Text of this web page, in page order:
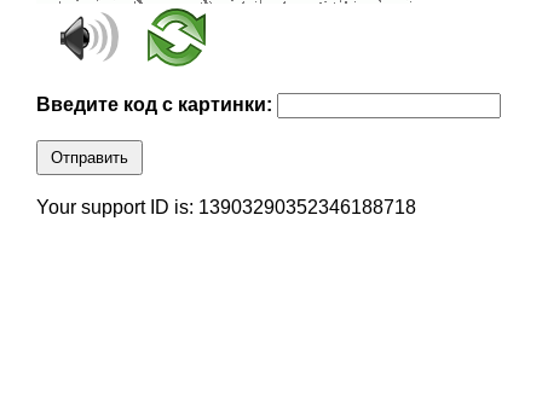
Введите код с картинки:
Отправить
Your support ID is: 13903290352346188718